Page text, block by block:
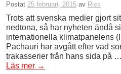
Postat 25 februari, 2015 av Rick
Trots att svenska medier gjort
nedtona, så har nyheten ändå
internationella klimatpanelens
Pachauri har avgått efter vad
trakasserier från hans sida på …
Läs mer →